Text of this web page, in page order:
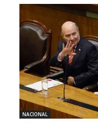
NACIONAL